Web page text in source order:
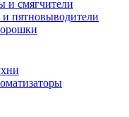
и смягчители
пятновыводители